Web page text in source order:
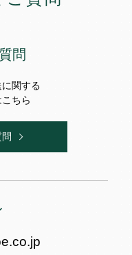
問
関する
ちら